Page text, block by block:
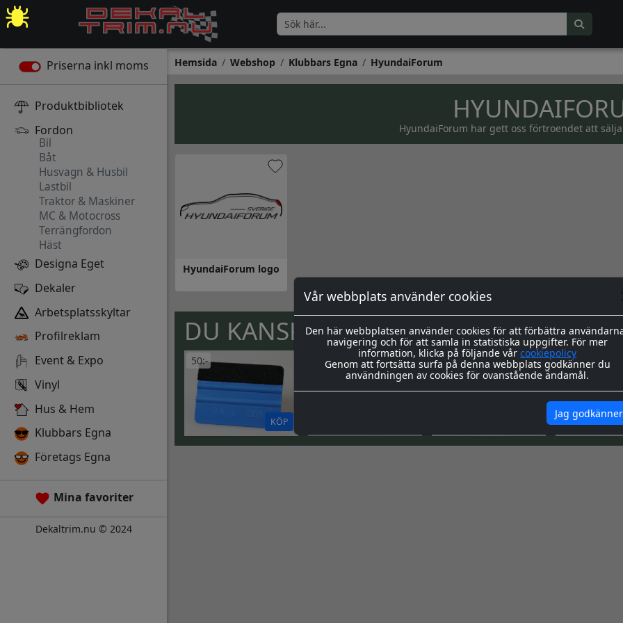
Vår webbplats använder cookies
Den här webbplatsen använder cookies för att förbättra
navigering och för att samla in statistiska uppgifter. För mer
information, klicka på följande vår cookiepolicy
Genom att fortsätta surfa på denna webbplats godkänner du
användningen av cookies för ovanstående ändamål.
Jag godkänner
Priserna inkl moms
Produktbibliotek
Fordon
Bil
Båt
Husvagn & Husbil
Lastbil
Traktor & Maskiner
MC & Motocross
Terrängfordon
Häst
Designa Eget
Dekaler
Arbetsplatsskyltar
Profilreklam
Event & Expo
Vinyl
Hus & Hem
Klubbars Egna
Företags Egna
Mina favoriter
Dekaltrim.nu © 2024
Hemsida Webshop Klubbars Egna HyundaiForum
HyundaiForum har gett oss förtroendet att
HyundaiForum logo
DU KANSKE OCKSÅ BEHÖVER...
50:-
KÖP
169:- 280:- 100:-